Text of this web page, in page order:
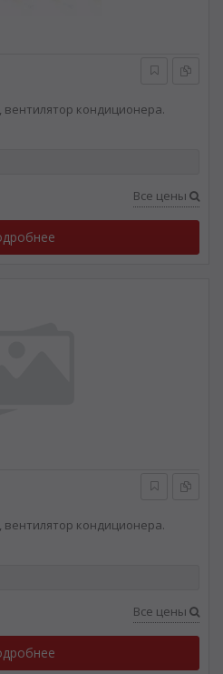
кондиционера.
Все цены
кондиционера.
Все цены